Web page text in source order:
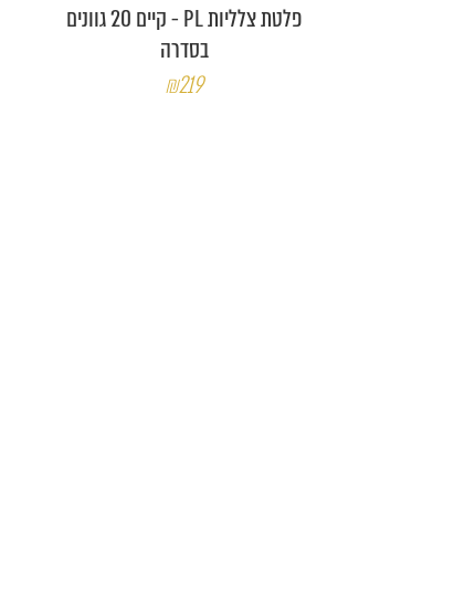
פלטת צלליות PL - קיים 20 גוונים
בסדרה
₪219